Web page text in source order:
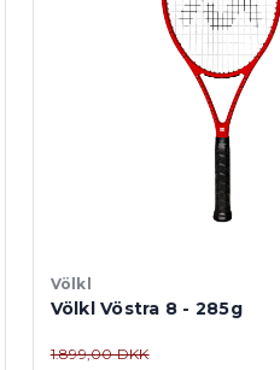
Völkl
Völkl Vöstra 8 - 285g
1.899,00 DKK